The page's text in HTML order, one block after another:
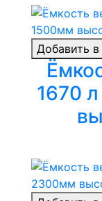
Добавить
1670